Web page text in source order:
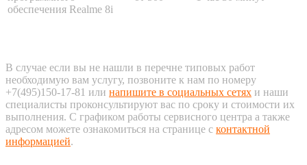
обеспечения Realme 8i
В случае если вы не нашли в перечне типовых работ
необходимую вам услугу, позвоните к нам по номеру
+7(495)150-17-81 или напишите в социальных сетях и наши
специалисты проконсультируют вас по сроку и стоимости их
выполнения. С графиком работы сервисного центра а также
адресом можете ознакомиться на странице с контактной
информацией.